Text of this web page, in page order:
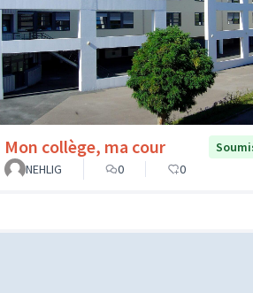
Mon collège, ma cour
NEHLIG
0 0